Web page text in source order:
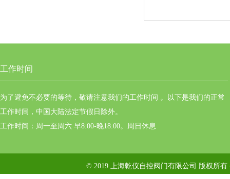
工作时间
为了避免不必要的等待，敬请注意我们的工作时间 。以下是我们的正常
工作时间，中国大陆法定节假日除外。
工作时间：周一至周六 早8:00-晚18:00。周日休息
© 2019 上海乾仪自控阀门有限公司 版权所有